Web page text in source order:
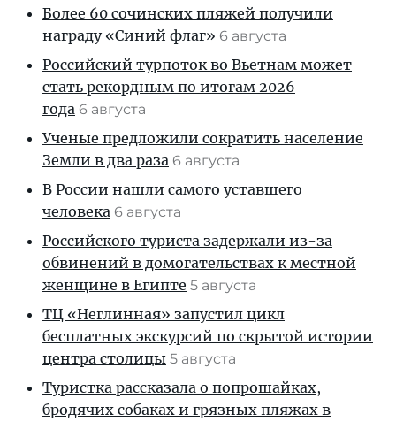
Более 60 сочинских пляжей получили
награду «Синий флаг» 6 августа
Российский турпоток во Вьетнам может
стать рекордным по итогам 2026
года 6 августа
Ученые предложили сократить население
Земли в два раза 6 августа
В России нашли самого уставшего
человека 6 августа
Российского туриста задержали из-за
обвинений в домогательствах к местной
женщине в Египте 5 августа
ТЦ «Неглинная» запустил цикл
бесплатных экскурсий по скрытой истории
центра столицы 5 августа
Туристка рассказала о попрошайках,
бродячих собаках и грязных пляжах в